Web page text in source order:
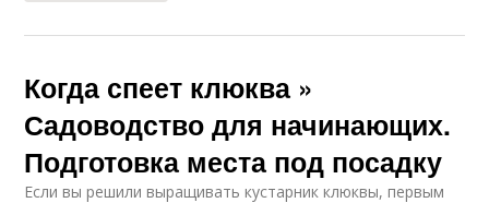
Когда спеет клюква »
Садоводство для начинающих.
Подготовка места под посадку
Если вы решили выращивать кустарник клюквы, первым